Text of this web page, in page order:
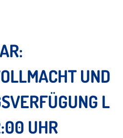
UND
L
UHR